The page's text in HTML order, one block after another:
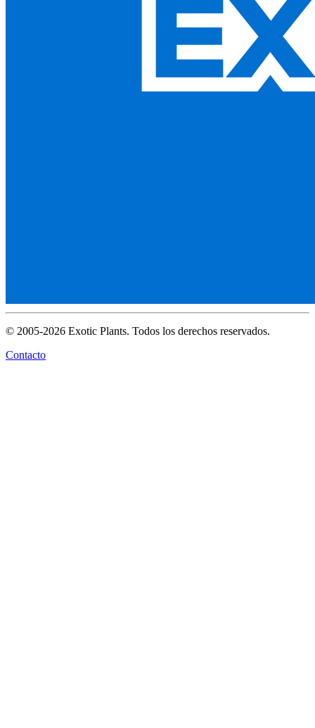
© 2005-2026 Exotic Plants. Todos los derechos reservados.
Contacto